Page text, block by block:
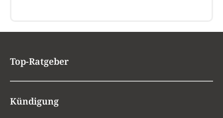
Top-Ratgeber
Kündigung